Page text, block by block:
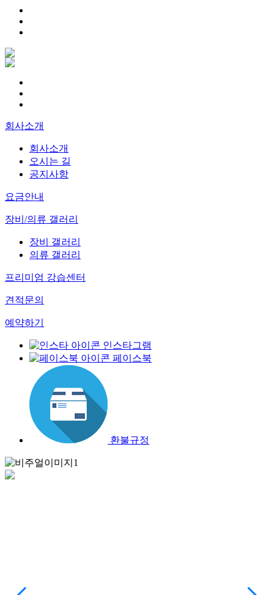
회사소개
회사소개
오시는 길
공지사항
요금안내
장비/의류 갤러리
장비 갤러리
의류 갤러리
프리미엄 강습센터
견적문의
예약하기
인스타그램
페이스북
환불규정